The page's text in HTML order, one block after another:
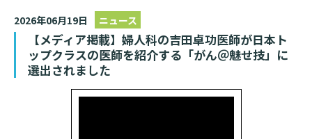
施設認定
数字で見る東部病院のいま
入院が決まったら
入院中の過ごし方
入院のお会計について
医療連携センターのご案内
医療機関様からのよくあるご質問
病院ボランティア募集
2026年06月19日 ニュース
【メディア掲載】婦人科の吉田卓功医師が日本ト
ップクラスの医師を紹介する「がん＠魅せ技」に
選出されました